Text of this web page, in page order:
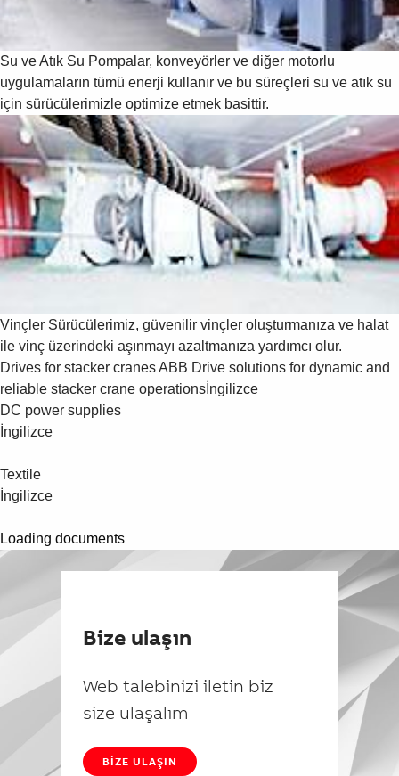
Su ve Atık Su Pompalar, konveyörler ve diğer motorlu
uygulamaların tümü enerji kullanır ve bu süreçleri su ve atık su
için sürücülerimizle optimize etmek basittir.
Vinçler Sürücülerimiz, güvenilir vinçler oluşturmanıza ve halat
ile vinç üzerindeki aşınmayı azaltmanıza yardımcı olur.
Drives for stacker cranesABB Drive solutions for dynamic and
reliable stacker crane operations İngilizce
DC power supplies
İngilizce
Textile
İngilizce
Loading documents
Bize ulaşın
Web talebinizi iletin biz
size ulaşalım
BIZE ULAŞIN